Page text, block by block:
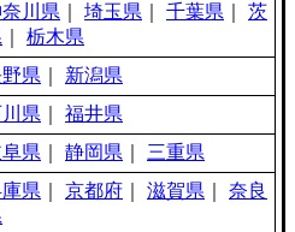
川県 埼玉県 千葉県
茨
栃木県
県
新潟県
県
福井県
県 静岡県 三重県
県 京都府 滋賀県
奈良